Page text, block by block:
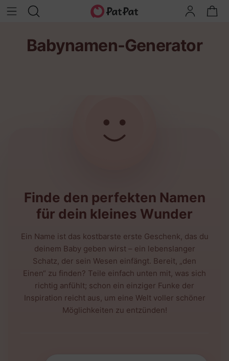
Babynamen-Generator
Finde den perfekten Namen
für dein kleines Wunder
Ein Name ist das kostbarste erste Geschenk, das du
deinem Baby geben wirst – ein lebenslanger
Schatz, der sein Wesen einfängt. Bereit, „den
Einen“ zu finden? Teile einfach unten mit, was sich
richtig anfühlt; schon ein einziger Funke der
Inspiration reicht aus, um eine Welt voller schöner
Möglichkeiten zu entzünden!